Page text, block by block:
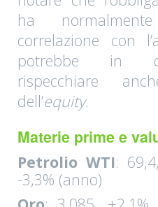
ha
correlazione con
potrebbe in
rispecchiare
dell’equity.
Materie prime e
Petrolio WTI:
-3,3% (anno)